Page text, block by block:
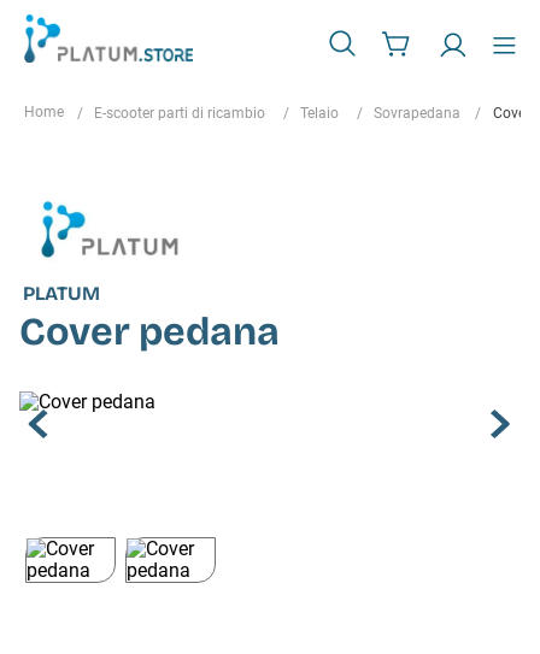
E-scooter parti di ricambio Telaio Sovrapedana Cover
PLATUM
Cover pedana